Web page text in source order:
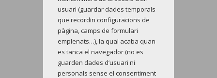
usuari (guardar dades temporals
que recordin configuracions de
pàgina, camps de formulari
emplenats…), la qual acaba quan
es tanca el navegador (no es
guarden dades d’usuari ni
personals sense el consentiment